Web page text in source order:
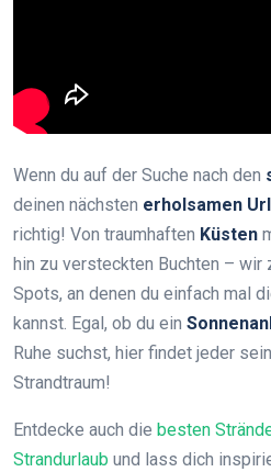
Wenn du auf der Suche nach den
deinen nächsten erholsamen
richtig! Von traumhaften Küsten
hin zu versteckten Buchten –
Spots, an denen du einfach mal
kannst. Egal, ob du ein
Ruhe suchst, hier findet jeder
Strandtraum!
Entdecke auch die besten
Strandurlaub und lass dich